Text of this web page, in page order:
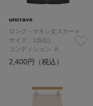
uncrave
ロング・マキシ丈スカート
サイズ：1(S位)
コンディション: A
2,400円（税込）